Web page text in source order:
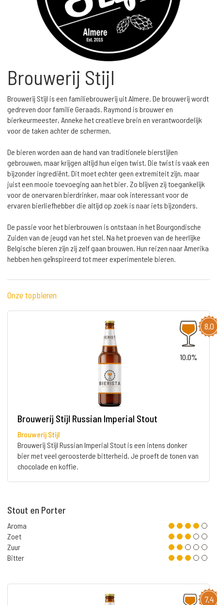
Brouwerij Stijl
Brouwerij Stijl is een familiebrouwerij uit Almere. De brouwerij wordt
gedreven door familie Geraads. Raymond is brouwer en
bierkeurmeester, Anneke het creatieve brein en verantwoordelijk
voor de taken achter de schermen.
De bieren worden aan de hand van traditionele bierstijlen
gebrouwen, maar krijgen altijd hun eigen twist. Die twist is vaak een
bijzonder ingrediënt. Dit moet echter geen extremiteit zijn, maar
juist een mooie toevoeging aan het bier. Zo blijven zij toegankelijk
voor de onervaren bierdrinker, maar ook interessant voor de
ervaren bierliefhebber die altijd op zoek is naar iets bijzonders.
De passie voor het bierbrouwen is ontstaan in het Bourgondische
Zuiden van de jeugd van het stel. Na het proeven van de heerlijke
Belgische bieren zijn zij zelf gaan brouwen. Hun reizen naar Amerika
hebben hen geïnspireerd tot meer experimentele bieren.
Onze topbieren
8,0
10.0%
Brouwerij Stijl Russian Imperial Stout
Brouwerij Stijl
Brouwerij Stijl Russian Imperial Stout is een intens donker
bier met veel geroosterde bitterheid. Je proeft de tonen van
chocolade en koffie.
Stout en Porter
Aroma
Zoet
Zuur
Bitter
7,4